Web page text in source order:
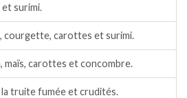
et surimi.
courgette, carottes et surimi.
maïs, carottes et concombre.
la truite fumée et crudités.